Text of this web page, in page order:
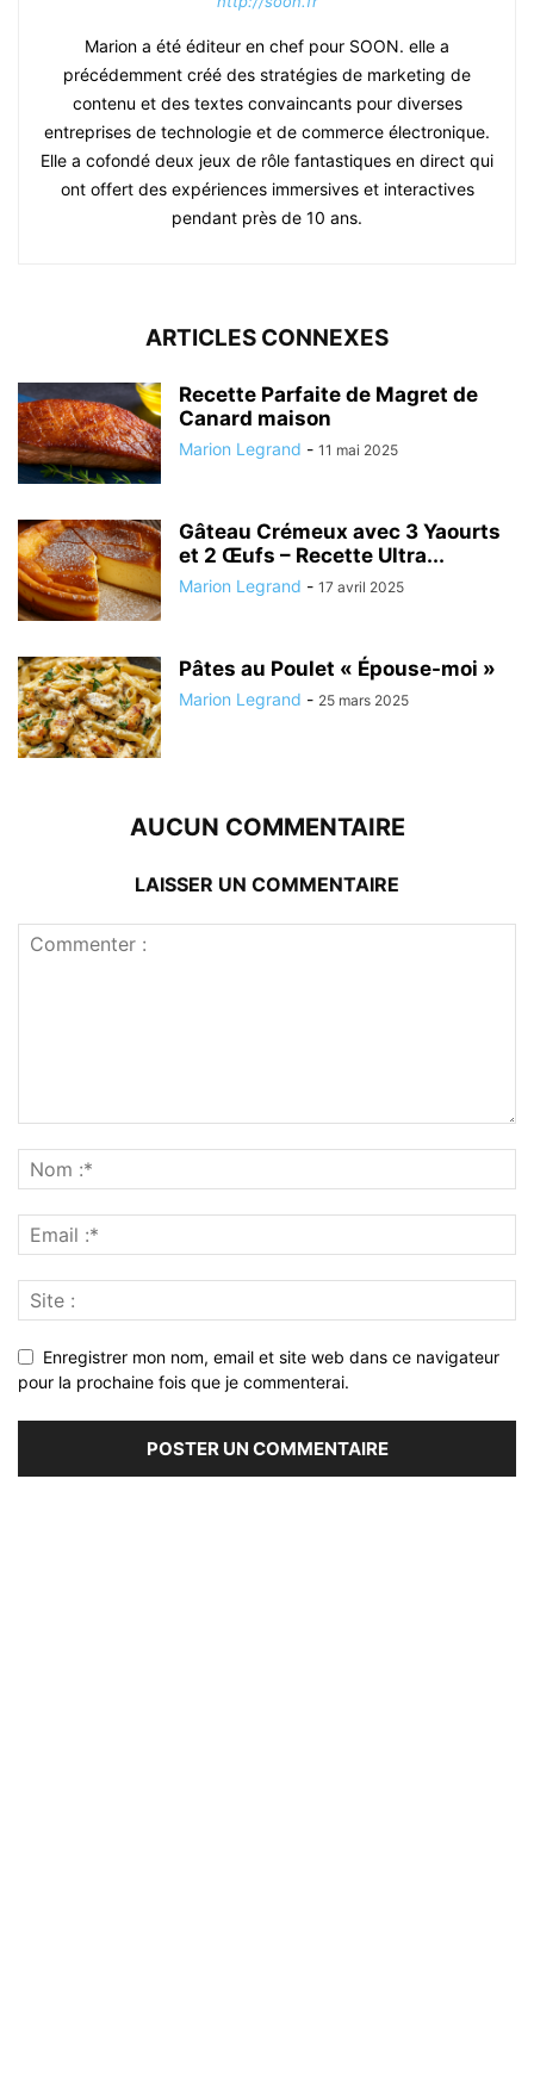
Marion a été éditeur en chef pour SOON. elle a
précédemment créé des stratégies de marketing de
contenu et des textes convaincants pour diverses
entreprises de technologie et de commerce électronique.
Elle a cofondé deux jeux de rôle fantastiques en direct qui
ont offert des expériences immersives et interactives
pendant près de 10 ans.
ARTICLES CONNEXES
Recette Parfaite de Magret de
Canard maison
Marion Legrand - 11 mai 2025
Gâteau Crémeux avec 3 Yaourts
et 2 Œufs – Recette Ultra...
Marion Legrand - 17 avril 2025
Pâtes au Poulet « Épouse-moi »
Marion Legrand - 25 mars 2025
AUCUN COMMENTAIRE
LAISSER UN COMMENTAIRE
Enregistrer mon nom, email et site web dans ce navigateur
pour la prochaine fois que je commenterai.